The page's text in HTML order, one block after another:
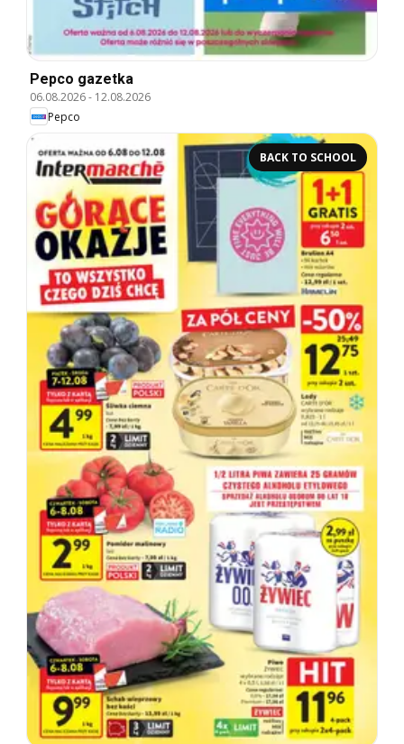
Pepco gazetka
06.08.2026- 12.08.2026
Pepco
BACK TO SCHOOL